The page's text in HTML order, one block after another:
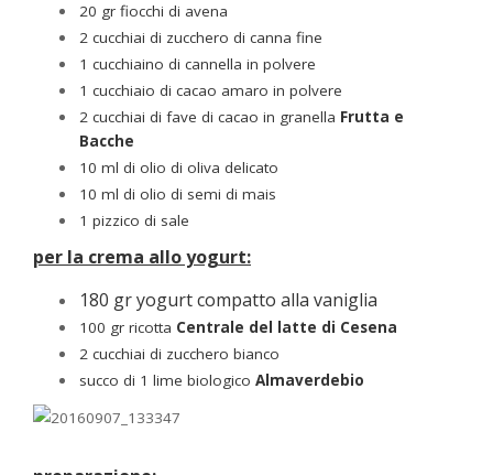
20 gr fiocchi di avena
2 cucchiai di zucchero di canna fine
1 cucchiaino di cannella in polvere
1 cucchiaio di cacao amaro in polvere
2 cucchiai di fave di cacao in granella Frutta e
Bacche
10 ml di olio di oliva delicato
10 ml di olio di semi di mais
1 pizzico di sale
per la crema allo yogurt:
180 gr yogurt compatto alla vaniglia
100 gr ricotta Centrale del latte di Cesena
2 cucchiai di zucchero bianco
succo di 1 lime biologico Almaverdebio